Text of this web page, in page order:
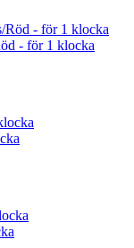
- för 1 klocka